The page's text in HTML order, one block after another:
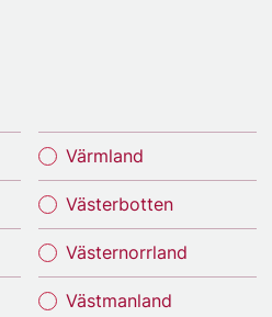
Värmland
Västerbotten
Västernorrland
Västmanland